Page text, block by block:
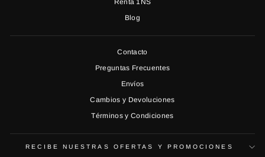
Renta 1NS
Blog
Contacto
Preguntas Frecuentes
Envíos
Cambios y Devoluciones
Términos y Condiciones
RECIBE NUESTRAS OFERTAS Y PROMOCIONES